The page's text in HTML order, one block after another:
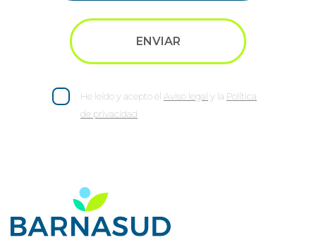
He leído y acepto el Aviso legal y la Política
de privacidad